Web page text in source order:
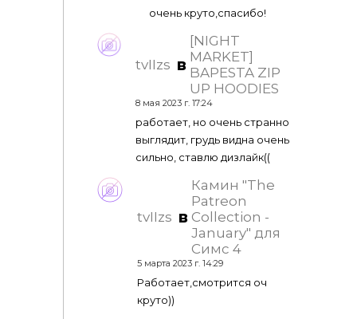
очень круто,спасибо!
tvIIzs в
[NIGHT
MARKET]
BAPESTA ZIP
UP HOODIES
8 мая 2023 г. 17:24
работает, но очень странно
выглядит, грудь видна очень
сильно, ставлю дизлайк((
tvIIzs в
Камин "The
Patreon
Collection -
January" для
Симс 4
5 марта 2023 г. 14:29
Работает,смотрится оч
круто))